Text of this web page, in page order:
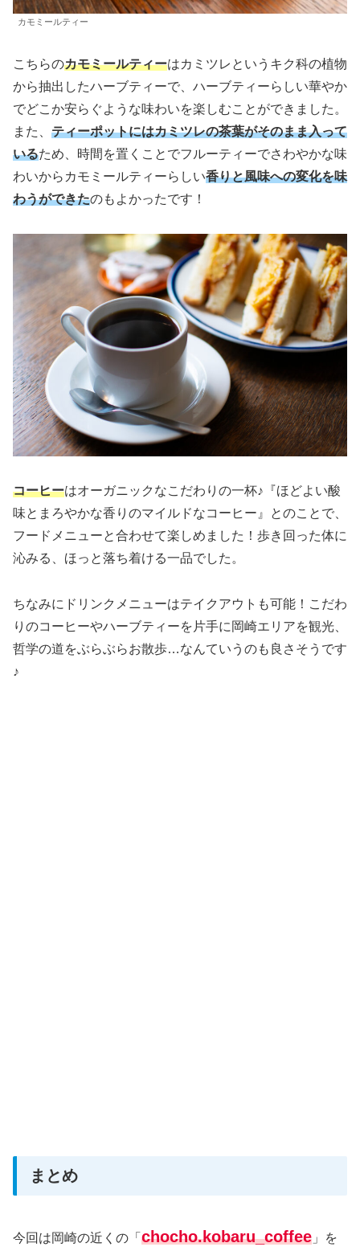
カモミールティー
こちらのカモミールティーはカミツレというキク科の植物
から抽出したハーブティーで、ハーブティーらしい華やか
でどこか安らぐような味わいを楽しむことができました。
また、 ティーポットにはカミツレの茶葉がそのまま入って
いるため、時間を置くことでフルーティーでさわやかな味
わいからカモミールティーらしい香りと風味への変化を味
わうができたのもよかったです！
コーヒーはオーガニックなこだわりの一杯♪『ほどよい酸
味とまろやかな香りのマイルドなコーヒー』とのことで、
フードメニューと合わせて楽しめました！歩き回った体に
沁みる、ほっと落ち着ける一品でした。
ちなみにドリンクメニューはテイクアウトも可能！こだわ
りのコーヒーやハーブティーを片手に岡崎エリアを観光、
哲学の道をぶらぶらお散歩…なんていうのも良さそうです
♪
まとめ
今回は岡崎の近くの「 chocho.kobaru_coffee 」を